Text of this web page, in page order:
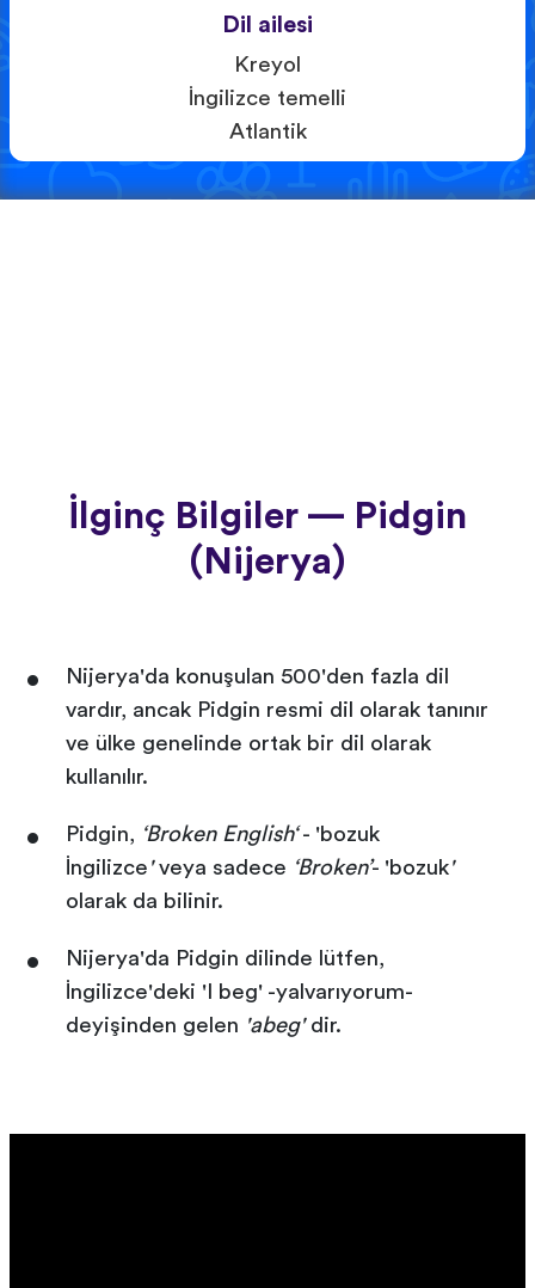
Dil ailesi
Kreyol
İngilizce temelli
Atlantik
İlginç Bilgiler — Pidgin
(Nijerya)
Nijerya'da konuşulan 500'den fazla dil
vardır, ancak Pidgin resmi dil olarak tanınır
ve ülke genelinde ortak bir dil olarak
kullanılır.
Pidgin, ‘Broken English‘- 'bozuk
İngilizce 'veya sadece ‘Broken’- 'bozuk'
olarak da bilinir.
Nijerya'da Pidgin dilinde lütfen,
İngilizce'deki 'I beg' -yalvarıyorum-
deyişinden gelen 'abeg' dir.